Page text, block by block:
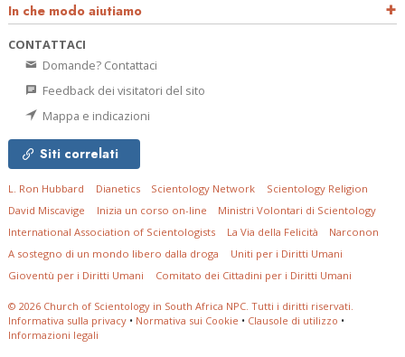
In che modo aiutiamo
CONTATTACI
Domande? Contattaci
Feedback dei visitatori del sito
Mappa e indicazioni
Siti correlati
L. Ron Hubbard Dianetics Scientology Network
Scientology Religion
David Miscavige
Inizia un corso on-line
Ministri Volontari di Scientology
International Association of Scientologists
La Via della Felicità
Narconon
A sostegno di un mondo libero dalla droga
Uniti per i Diritti Umani
Gioventù per i Diritti Umani
Comitato dei Cittadini per i Diritti Umani
© 2026 Church of Scientology in South Africa NPC. Tutti i diritti riservati.
Informativa sulla privacy • Normativa sui Cookie • Clausole di utilizzo •
Informazioni legali